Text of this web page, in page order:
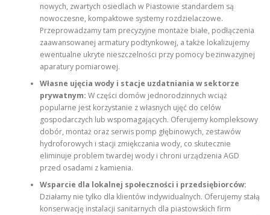
nowych, zwartych osiedlach w Piastowie standardem są
nowoczesne, kompaktowe systemy rozdzielaczowe.
Przeprowadzamy tam precyzyjne montaże białe, podłączenia
zaawansowanej armatury podtynkowej, a także lokalizujemy
ewentualne ukryte nieszczelności przy pomocy bezinwazyjnej
aparatury pomiarowej.
Własne ujęcia wody i stacje uzdatniania w sektorze
prywatnym: W części domów jednorodzinnych wciąż
popularne jest korzystanie z własnych ujęć do celów
gospodarczych lub wspomagających. Oferujemy kompleksowy
dobór, montaż oraz serwis pomp głębinowych, zestawów
hydroforowych i stacji zmiękczania wody, co skutecznie
eliminuje problem twardej wody i chroni urządzenia AGD
przed osadami z kamienia.
Wsparcie dla lokalnej społeczności i przedsiębiorców:
Działamy nie tylko dla klientów indywidualnych. Oferujemy stałą
konserwację instalacji sanitarnych dla piastowskich firm